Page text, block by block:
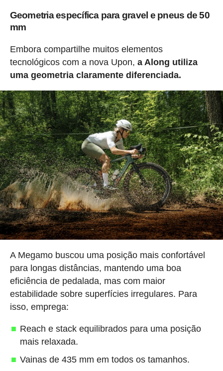
Geometria específica para gravel e pneus de 50
mm
Embora compartilhe muitos elementos
tecnológicos com a nova Upon, a Along utiliza
uma geometria claramente diferenciada.
A Megamo buscou uma posição mais confortável
para longas distâncias, mantendo uma boa
eficiência de pedalada, mas com maior
estabilidade sobre superfícies irregulares. Para
isso, emprega:
Reach e stack equilibrados para uma posição
mais relaxada.
Vainas de 435 mm em todos os tamanhos.